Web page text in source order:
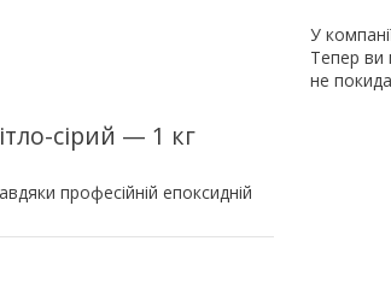
сірий — 1 кг
професійній епоксидній
У
Тепер ви
не